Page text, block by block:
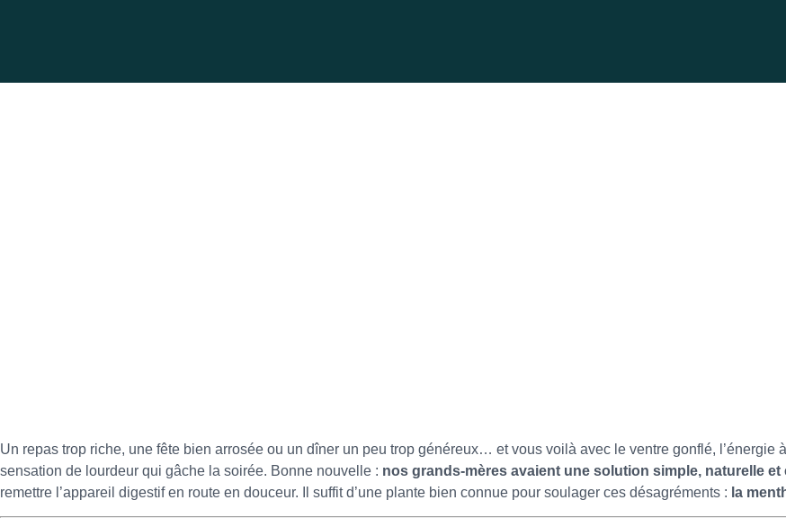
Un repas trop riche, une fête bien arrosée ou un dîner un peu trop généreux… et vous voilà avec le ventre gonflé, l’énergie
sensation de lourdeur qui gâche la soirée. Bonne nouvelle : nos grands-mères avaient une solution simple, naturelle et
remettre l’appareil digestif en route en douceur. Il suffit d’une plante bien connue pour soulager ces désagréments : la